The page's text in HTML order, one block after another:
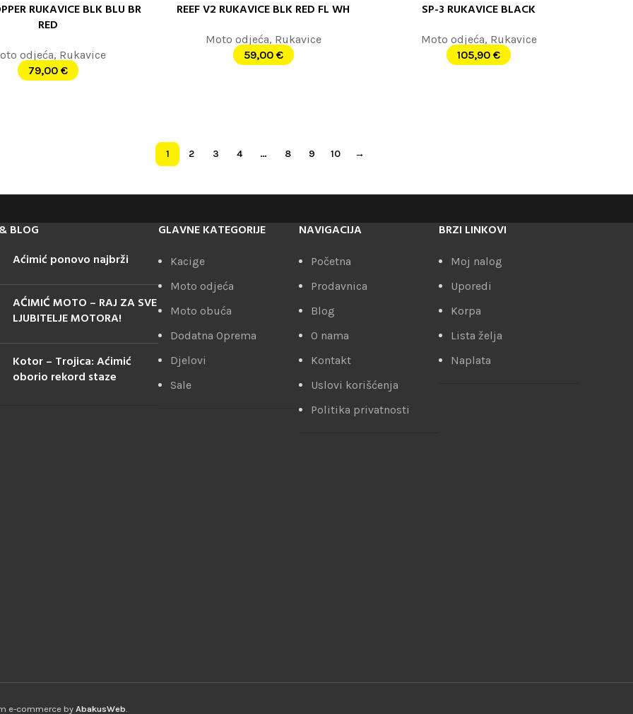
RUKAVICE BLK BLU BR
RED
odjeća, Rukavice
79,00€
PROČITAJTE JOŠ
REEF V2 RUKAVICE BLK RED FL WH
Moto odjeća, Rukavice
59,00 €
PROČITAJTE JOŠSP-3 RUKAVICE BLACK
Moto odjeća, Rukavice
105,90€
1 2 3 4 … 8 9 10 →
BLOG
Aćimić ponovo najbrži
AĆIMIĆ MOTO – RAJ ZA SVE
LJUBITELJE MOTORA!
Kotor – Trojica: Aćimić
oborio rekord staze
GLAVNE KATEGORIJE
Kacige
Moto odjeća
Moto obuća
Dodatna Oprema
Djelovi
Sale
NAVIGACIJA
Početna
Prodavnica
Blog
O nama
Kontakt
Uslovi korišćenja
Politika privatnosti
BRZI LINKOVI
Moj nalog
Uporedi
Korpa
Lista želja
Naplata
e-commerce by AbakusWeb